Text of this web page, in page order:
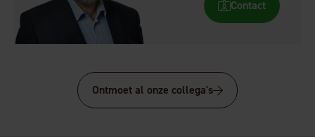
Contact
Ontmoet al onze collega's